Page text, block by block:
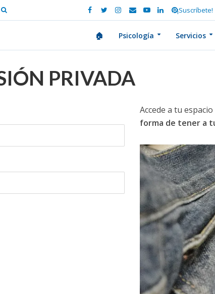
¡Suscríbete!
🏠 Psicología Servicios
PRIVADA
Accede a tu
forma de tener a